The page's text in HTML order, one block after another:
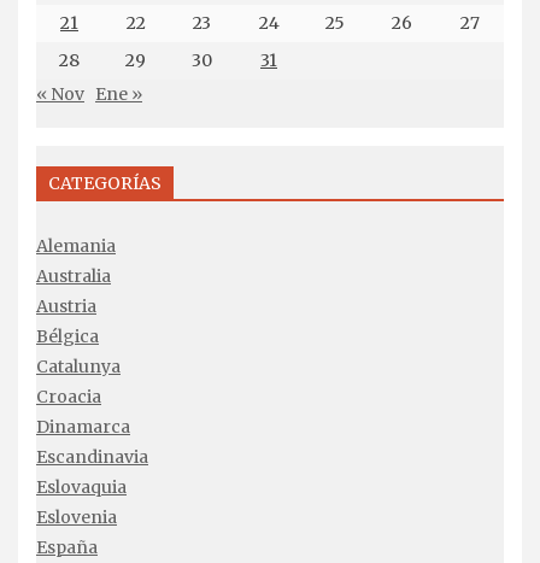
21
22 23 24 25 26
27
28
29 30
31
« Nov Ene »
CATEGORÍAS
Alemania
Australia
Austria
Bélgica
Catalunya
Croacia
Dinamarca
Escandinavia
Eslovaquia
Eslovenia
España